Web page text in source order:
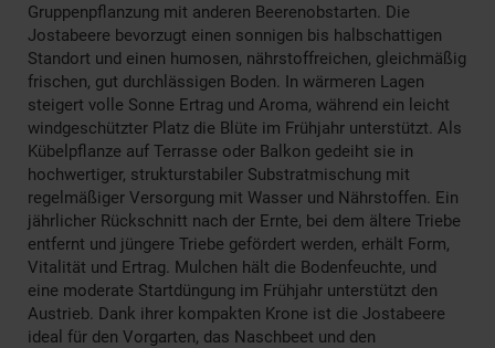
Gruppenpflanzung mit anderen Beerenobstarten. Die
Jostabeere bevorzugt einen sonnigen bis halbschattigen
Standort und einen humosen, nährstoffreichen, gleichmäßig
frischen, gut durchlässigen Boden. In wärmeren Lagen
steigert volle Sonne Ertrag und Aroma, während ein leicht
windgeschützter Platz die Blüte im Frühjahr unterstützt. Als
Kübelpflanze auf Terrasse oder Balkon gedeiht sie in
hochwertiger, strukturstabiler Substratmischung mit
regelmäßiger Versorgung mit Wasser und Nährstoffen. Ein
jährlicher Rückschnitt nach der Ernte, bei dem ältere Triebe
entfernt und jüngere Triebe gefördert werden, erhält Form,
Vitalität und Ertrag. Mulchen hält die Bodenfeuchte, und
eine moderate Startdüngung im Frühjahr unterstützt den
Austrieb. Dank ihrer kompakten Krone ist die Jostabeere
ideal für den Vorgarten, das Naschbeet und den